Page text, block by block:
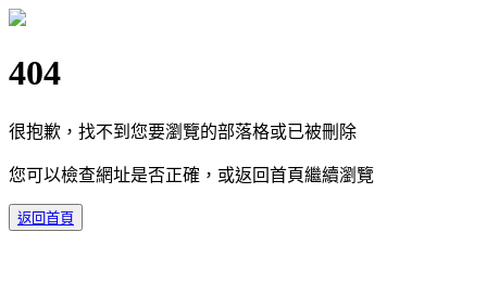
404
很抱歉，找不到您要瀏覽的部落格或已被刪除
您可以檢查網址是否正確，或返回首頁繼續瀏覽
返回首頁